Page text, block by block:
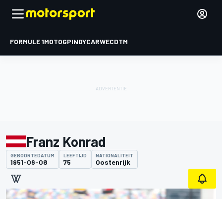
FORMULE 1MOTOGPINDYCARWECDTM
Franz Konrad
GEBOORTEDATUM
1951-06-08
LEEFTIJD
75
NATIONALITEIT
Oostenrijk